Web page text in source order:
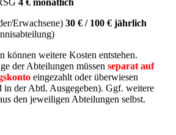
4 € monatlich
Erwachsene) 30 € / 100 € jährlich
können weitere Kosten entstehen.
der Abteilungen müssen separat auf
eingezahlt oder überwiesen
der Abtl. Ausgegeben). Ggf. weitere
den jeweiligen Abteilungen selbst.